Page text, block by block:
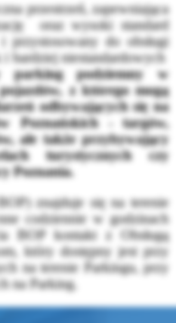
przestrzeń, zapewniająca
oraz wysoki standard
do obsługi
bardziej niestandardowych
parking podziemny w
z którego mogą
odbywających się na
Poznańskich - targów,
ale także przybywający
turystycznych czy
Poznania.
znajduje się na terenie
codziennie w godzinach
BOP kontakt z Obsługą
który dostępny jest przy
na terenie Parkingu, przy
na Parking.